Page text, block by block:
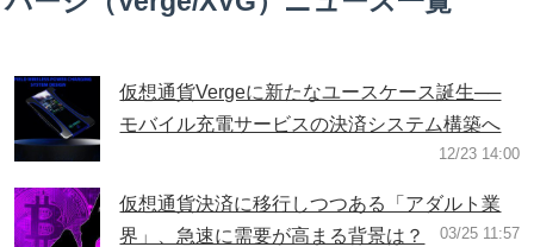
仮想通貨Vergeに新たなユースケース誕生──
モバイル充電サービスの決済システム構築へ
12/23 14:00
仮想通貨決済に移行しつつある「アダルト業
界」、急速に需要が高まる背景は？
03/25 11:57